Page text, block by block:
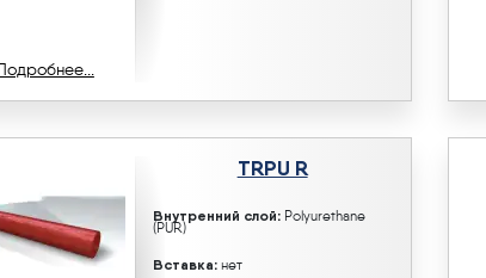
Подробнее...
TRPU R
Внутренний слой:Polyurethane
(PUR)
Вставка:нет